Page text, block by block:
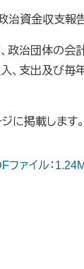
資金収支報
政治団体の会
、支出及び
に掲載します。
ァイル：